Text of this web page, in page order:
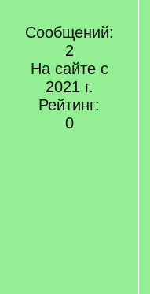
Сообщений:
2
На сайте с
2021 г.
Рейтинг:
0